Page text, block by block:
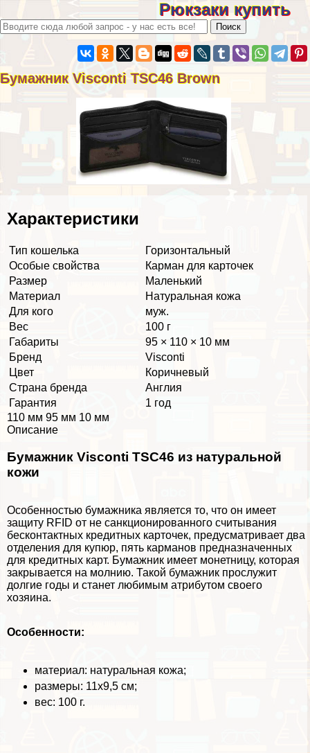
Рюкзаки купить
Бумажник Visconti TSC46 Brown
Хаpaктеристики
Тип кошелька
Горизонтальный
Особые свойства
Карман для карточек
Размер
Маленький
Материал
Натуральная кожа
Для кого
муж.
Вес
100 г
Габариты
95 × 110 × 10 мм
Бренд
Visconti
Цвет
Коричневый
Страна бренда
Англия
Гарантия
1 год
110 мм 95 мм 10 мм
Описание
Бумажник Visconti TSC46 из натуральной
кожи
Особенностью бумажника является то, что он имеет
защиту RFID от не санкционированного считывания
беcконтактных кредитных карточек, предусматривает два
отделения для купюр, пять карманов предназначенных
для кредитных карт. Бумажник имеет монетницу, которая
закрывается на молнию. Такой бумажник прослужит
долгие годы и станет любимым атрибутом своего
хозяина.
Особенности:
материал: натуральная кожа;
размеры: 11х9,5 см;
вес: 100 г.